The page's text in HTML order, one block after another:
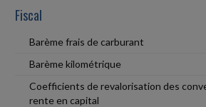
Fiscal
Barème frais de carburant
Barème kilométrique
Coefficients de revalorisation des
rente en capital